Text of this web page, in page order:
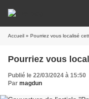
Accueil » Pourriez vous localisé
Pourriez vous
Publié le 22/03/2024 à 15:50
Par magdun